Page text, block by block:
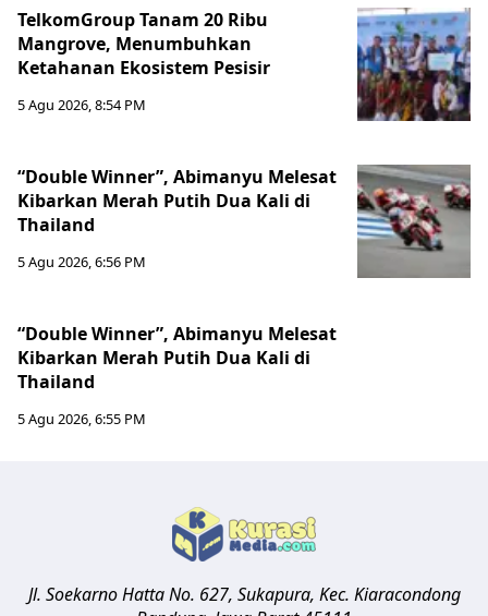
TelkomGroup Tanam 20 Ribu
Mangrove, Menumbuhkan
Ketahanan Ekosistem Pesisir
5 Agu 2026, 8:54 PM
“Double Winner”, Abimanyu Melesat
Kibarkan Merah Putih Dua Kali di
Thailand
5 Agu 2026, 6:56 PM
“Double Winner”, Abimanyu Melesat
Kibarkan Merah Putih Dua Kali di
Thailand
5 Agu 2026, 6:55 PM
Jl. Soekarno Hatta No. 627, Sukapura, Kec. Kiaracondong